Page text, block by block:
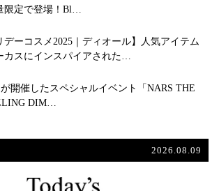
限定で登場！Bl…
デーコスメ2025｜ディオール】人気アイテム
カスにインスパイアされた…
開催したスペシャルイベント「NARS THE
DIM…
2026.08.09